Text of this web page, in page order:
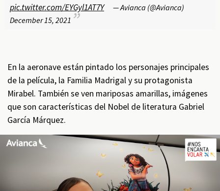
pic.twitter.com/EYGyl1AT7Y
— Avianca (@Avianca)
December 15, 2021
En la aeronave están pintado los personajes principales
de la película, la Familia Madrigal y su protagonista
Mirabel. También se ven mariposas amarillas, imágenes
que son características del Nobel de literatura Gabriel
García Márquez.